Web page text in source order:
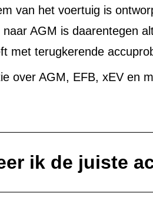
van het voertuig is
AGM is daarentegen
met terugkerende
over AGM, EFB, xEV en
ik de juiste